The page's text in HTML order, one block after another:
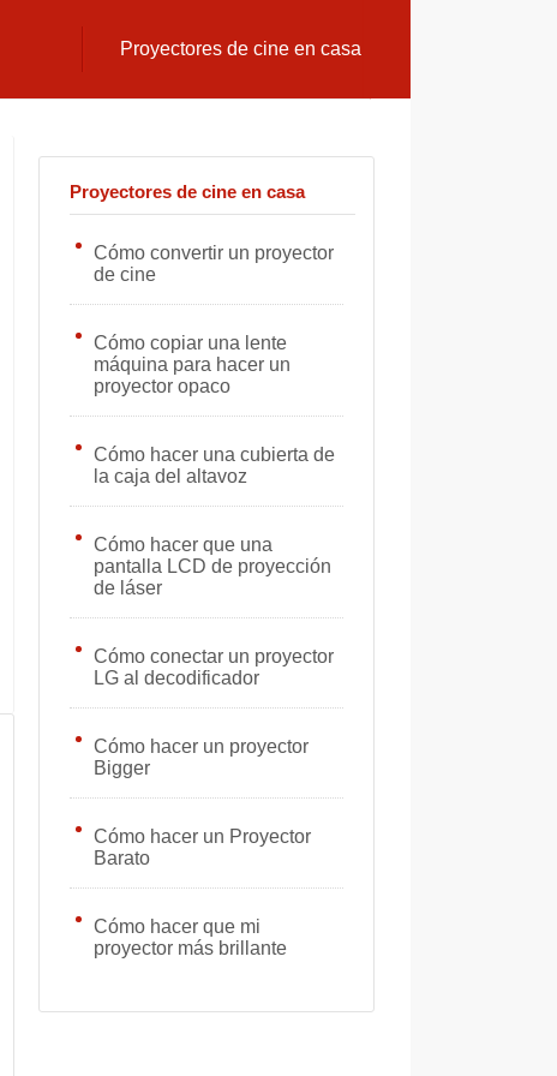
Proyectores de cine en casa
Proyectores de cine en casa
Cómo convertir un proyector
de cine
Cómo copiar una lente
máquina para hacer un
proyector opaco
Cómo hacer una cubierta de
la caja del altavoz
Cómo hacer que una
pantalla LCD de proyección
de láser
Cómo conectar un proyector
LG al decodificador
Cómo hacer un proyector
Bigger
Cómo hacer un Proyector
Barato
Cómo hacer que mi
proyector más brillante